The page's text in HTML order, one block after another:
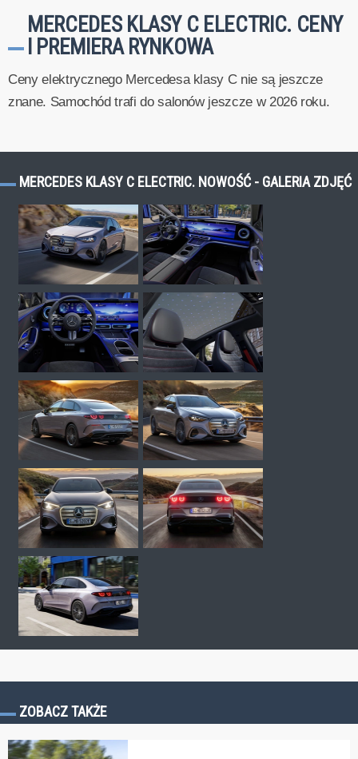
MERCEDES KLASY C ELECTRIC. CENY
I PREMIERA RYNKOWA
Ceny elektrycznego Mercedesa klasy C nie są jeszcze
znane. Samochód trafi do salonów jeszcze w 2026 roku.
MERCEDES KLASY C ELECTRIC. NOWOŚĆ - GALERIA ZDJĘĆ
ZOBACZ TAKŻE